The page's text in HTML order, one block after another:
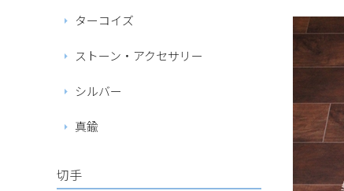
ターコイズ
ストーン・アクセサリー
シルバー
真鍮
切手